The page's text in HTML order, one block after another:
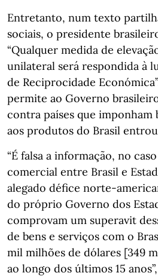
Entretanto, num texto
sociais, o presidente
“Qualquer medida de
unilateral será respondida à
de Reciprocidade
permite ao Governo
contra países que imponham
aos produtos do Brasil
“É falsa a informação, no
comercial entre Brasil e
alegado défice norte-
do próprio Governo dos
comprovam um superavit
de bens e serviços com o
mil milhões de dólares [349
ao longo dos últimos 15